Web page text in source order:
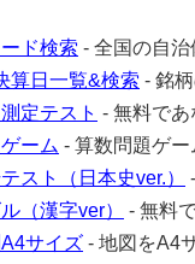
ド検索 - 全国の自治
算日一覧&検索 - 銘
定テスト - 無料であ
ーム - 算数問題ゲー
スト（日本史ver.）
（漢字ver）
- 無料
サイズ - 地図をA4